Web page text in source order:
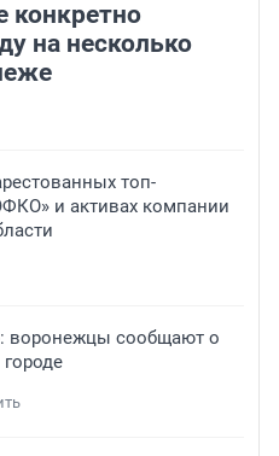
конкретно
на несколько
топ-
и активах компании
воронежцы сообщают о